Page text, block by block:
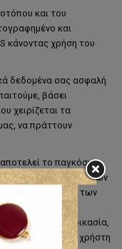
και του
και
κάνοντας χρήση του
δεδομένα σας ασφαλή
βάσει
χειρίζεται τα
να πράττουν
το παγκόσμιο
διαδικτυακών τόπων
μεταξύ των
(servers). Μία
μία διαδικασία,
από έναν χρήστη